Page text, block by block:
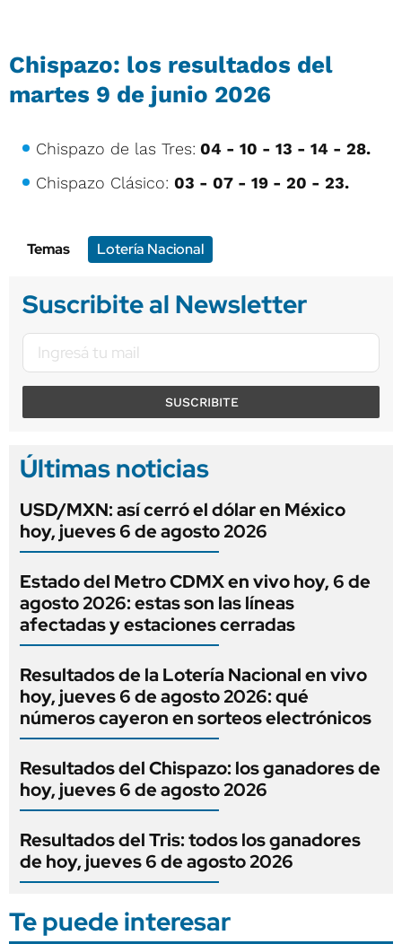
Chispazo: los resultados del
martes 9 de junio 2026
Chispazo de las Tres: 04 - 10 - 13 - 14 - 28.
Chispazo Clásico: 03 - 07 - 19 - 20 - 23.
Temas Lotería Nacional
Suscribite al Newsletter
SUSCRIBITE
Últimas noticias
USD/MXN: así cerró el dólar en México
hoy, jueves 6 de agosto 2026
Estado del Metro CDMX en vivo hoy, 6 de
agosto 2026: estas son las líneas
afectadas y estaciones cerradas
Resultados de la Lotería Nacional en vivo
hoy, jueves 6 de agosto 2026: qué
números cayeron en sorteos electrónicos
Resultados del Chispazo: los ganadores de
hoy, jueves 6 de agosto 2026
Resultados del Tris: todos los ganadores
de hoy, jueves 6 de agosto 2026
Te puede interesar